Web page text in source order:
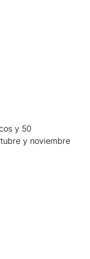
y 50
y noviembre